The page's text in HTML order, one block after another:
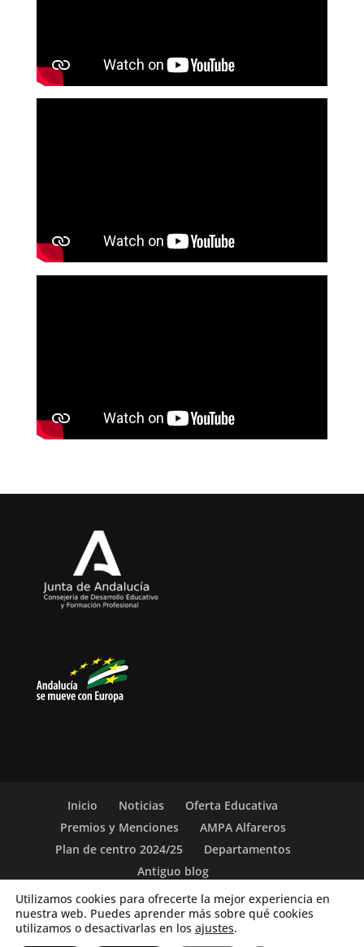
Inicio Noticias
Oferta Educativa
Premios y Menciones
AMPA Alfareros
Plan de centro 2024/25
Departamentos
Antiguo blog
(c) 2019-26. IES Vicente Aleixandre. Sevilla. c/ San
Vicente de Paúl, 5. Teléfono: 955 62 22 00. |
Utilizamos cookies para ofrecerte la mejor experiencia en
nuestra web. Puedes aprender más sobre qué cookies
utilizamos o desactivarlas en los ajustes.